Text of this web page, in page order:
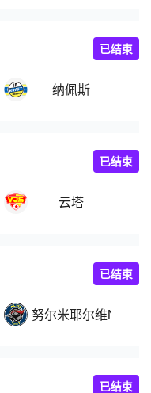
纳佩斯
已结束
云塔
已结束
努尔米耶尔维NJS
已结束
已结束